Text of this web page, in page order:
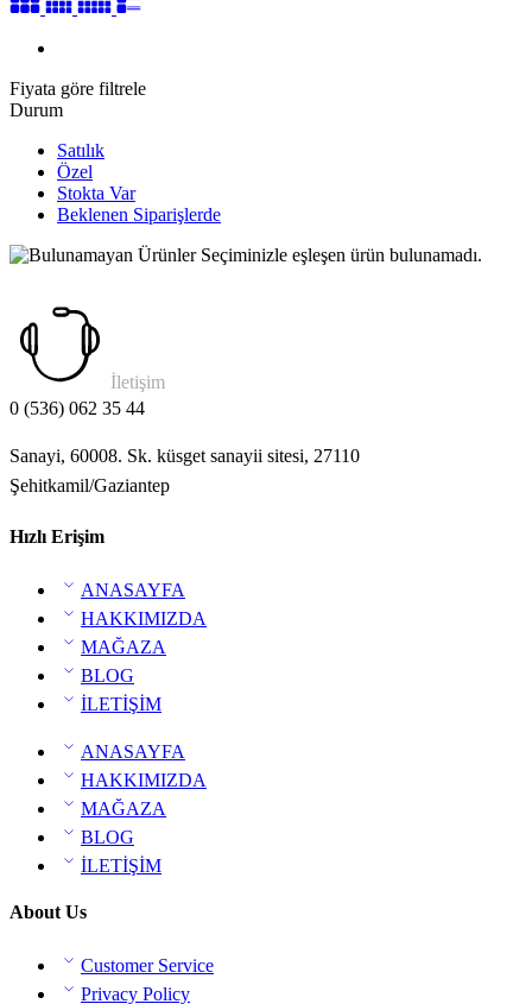
Fiyata göre filtrele
Durum
Satılık
Özel
Stokta Var
Beklenen Siparişlerde
Seçiminizle eşleşen ürün bulunamadı.
İletişim
0 (536) 062 35 44
Sanayi, 60008. Sk. küsget sanayii sitesi, 27110
Şehitkamil/Gaziantep
Hızlı Erişim
ANASAYFA
HAKKIMIZDA
MAĞAZA
BLOG
İLETİŞİM
ANASAYFA
HAKKIMIZDA
MAĞAZA
BLOG
İLETİŞİM
About Us
Customer Service
Privacy Policy